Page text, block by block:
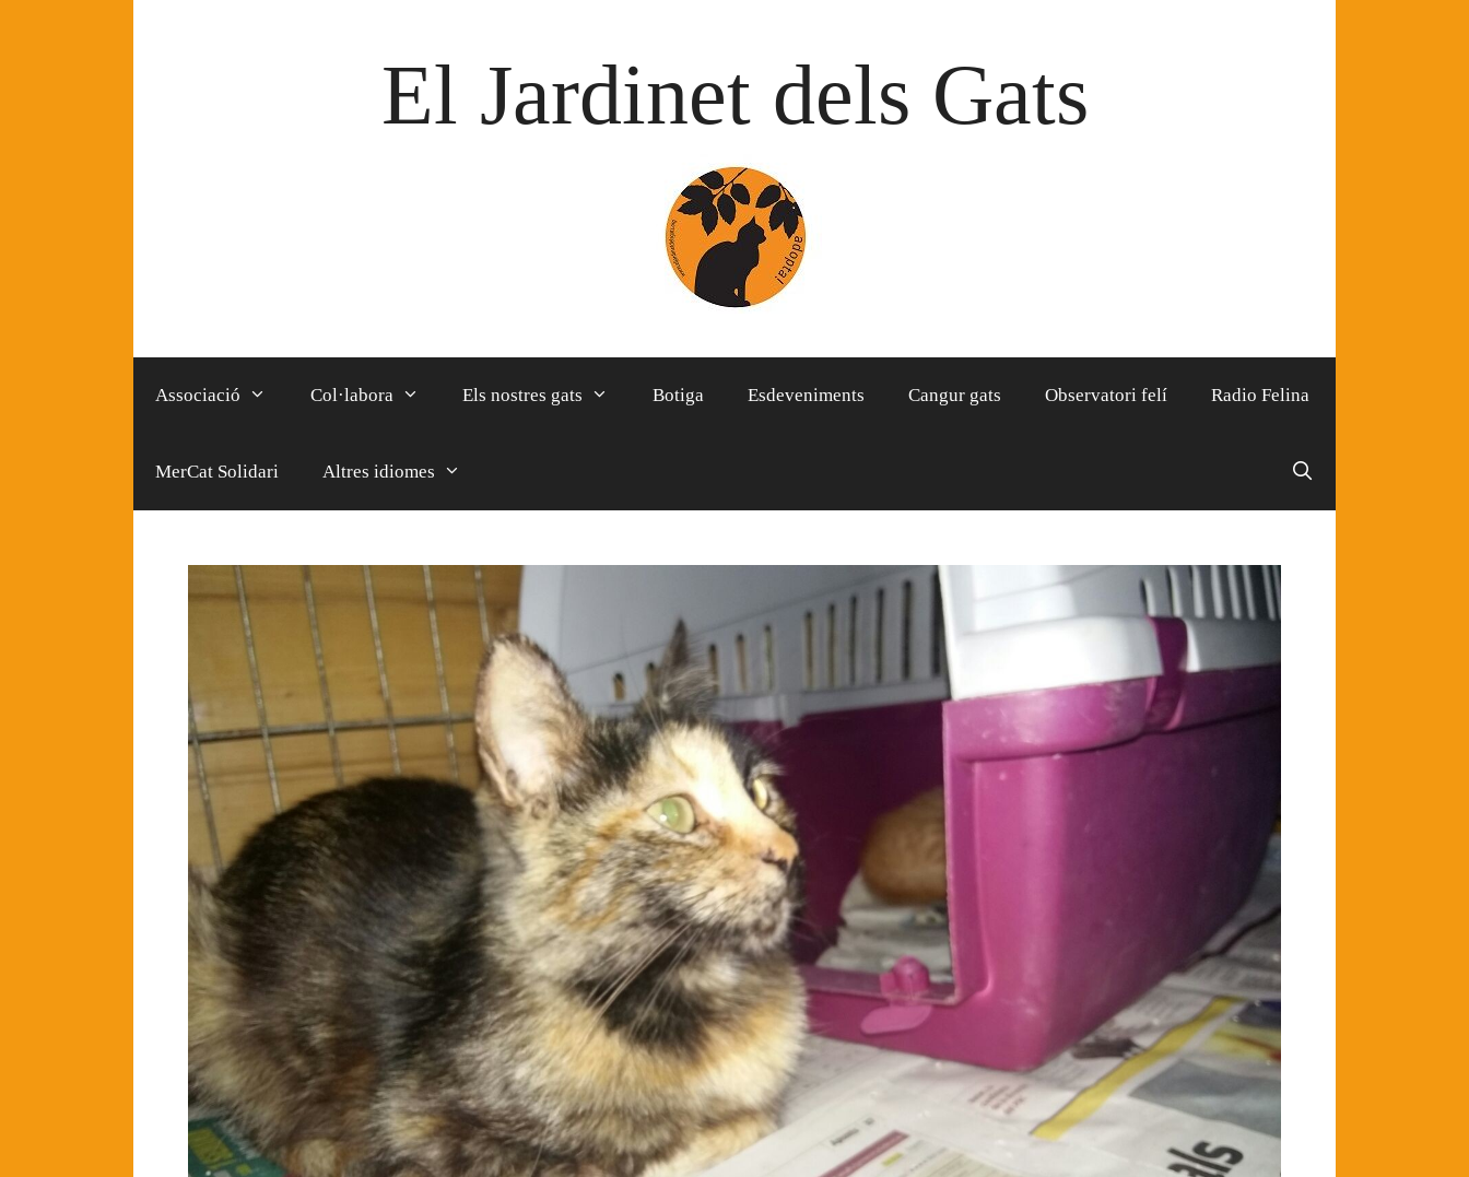
El Jardinet dels Gats
Associació Col·labora Els nostres gats Botiga Esdeveniments Cangur gats Observatori felí Radio Felina
MerCat Solidari Altres idiomes